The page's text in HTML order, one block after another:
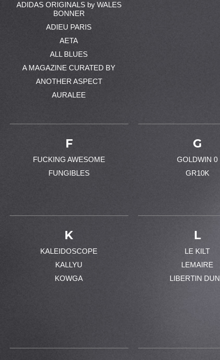
ADIDAS ORIGINALS by WALES
BONNER
ADIEU PARIS
AETA
ALL BLUES
A MAGAZINE CURATED BY
ANOTHER ASPECT
AURALEE
F
FUCKING AWESOME
FUNGIBLES
G
GOLDWIN 0
GR10K
K
KALEIDOSCOPE
KALLYU
KOWGA
L
LE KILT
LEMAIRE
LIBERTIN